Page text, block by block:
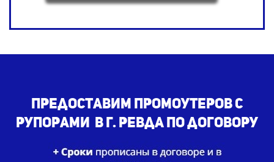
Предоставим промоутеров с
рупорами в г. Ревда по договору